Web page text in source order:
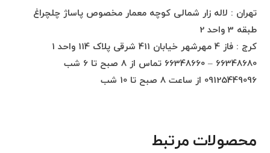
تهران : لاله زار شمالی کوچه معمار مخصوص پاساژ چلچراغ
طبقه 3 واحد 2
کرج : فاز 4 مهرشهر خیابان 411 شرقی پلاک 114 واحد 1
66348680 – 66348660 تماس از 8 صبح تا 6 شب
09125449096 از ساعت 8 صبح تا 10 شب
محصولات مرتبط